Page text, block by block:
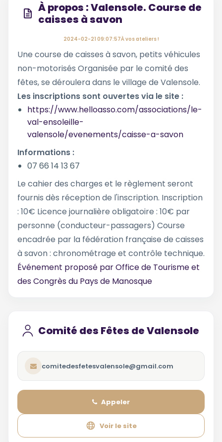
À propos : Valensole. Course de
caisses à savon
2024-02-21 09:07:57À vos ateliers !
Une course de caisses à savon, petits véhicules
non-motorisés Organisée par le comité des
fêtes, se déroulera dans le village de Valensole.
Les inscriptions sont ouvertes via le site :
https://www.helloasso.com/associations/le-
val-ensoleille-
valensole/evenements/caisse-a-savon
Informations :
07 66 14 13 67
Le cahier des charges et le règlement seront
fournis dès réception de l'inscription. Inscription
: 10€ Licence journalière obligatoire : 10€ par
personne (conducteur-passagers) Course
encadrée par la fédération française de caisses
à savon : chronométrage et contrôle technique.
Événement proposé parOffice de Tourisme et
des Congrès du Pays de Manosque
Comité des Fêtes de Valensole
comitedesfetesvalensole@gmail.com
Appeler
Voir le site